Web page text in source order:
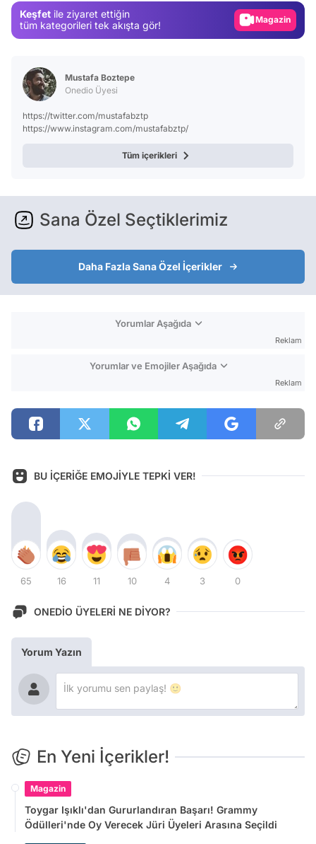
Keşfet ile ziyaret ettiğin
tüm kategorileri tek akışta gör!
Magazin
Mustafa Boztepe
Onedio Üyesi
https://twitter.com/mustafabztp
https://www.instagram.com/mustafabztp/
Tüm içerikleri
Sana Özel Seçtiklerimiz
Daha Fazla Sana Özel İçerikler
Yorumlar Aşağıda
Reklam
Yorumlar ve Emojiler Aşağıda
Reklam
BU İÇERİĞE EMOJİYLE TEPKİ VER!
65 16 11 10 4 3 0
ONEDİO ÜYELERİ NE DİYOR?
Yorum Yazın
En Yeni İçerikler!
Magazin
Toygar Işıklı'dan Gururlandıran Başarı! Grammy
Ödülleri'nde Oy Verecek Jüri Üyeleri Arasına Seçildi